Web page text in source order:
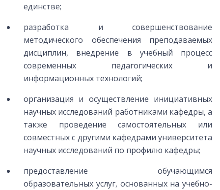
единстве;
разработка и совершенствование
методического обеспечения преподаваемых
дисциплин, внедрение в учебный процесс
современных педагогических и
информационных технологий;
организация и осуществление инициативных
научных исследований работниками кафедры, а
также проведение самостоятельных или
совместных с другими кафедрами университета
научных исследований по профилю кафедры;
предоставление обучающимся
образовательных услуг, основанных на учебно-